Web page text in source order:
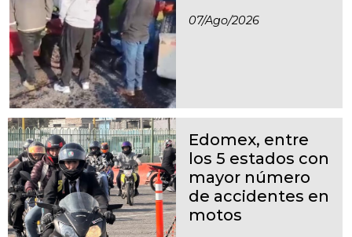
07/ago/2026
Edomex, entre
los 5 estados con
mayor número
de accidentes en
motos